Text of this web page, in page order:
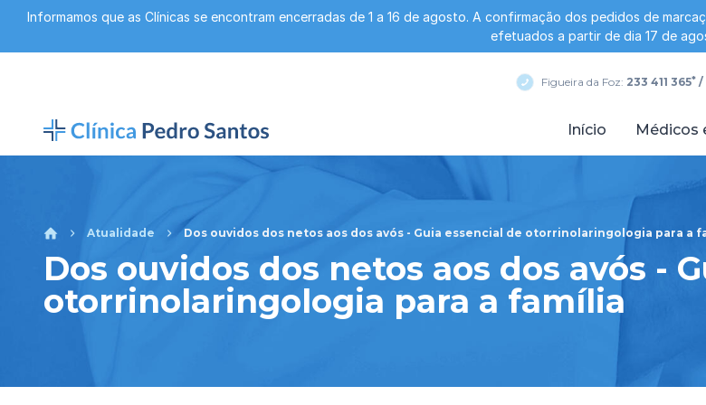
Informamos que as Clínicas se encontram encerradas de 1 a 16 de agosto. A confirmação dos pedidos de
efetuados a partir de dia 17 de
Figueira da Foz: 233 411 365* /
Início Médicos
Atualidade Dos ouvidos dos netos aos dos avós - Guia essencial de otorrinolaringologia para a
Dos ouvidos dos netos aos dos avós -
otorrinolaringologia para a família